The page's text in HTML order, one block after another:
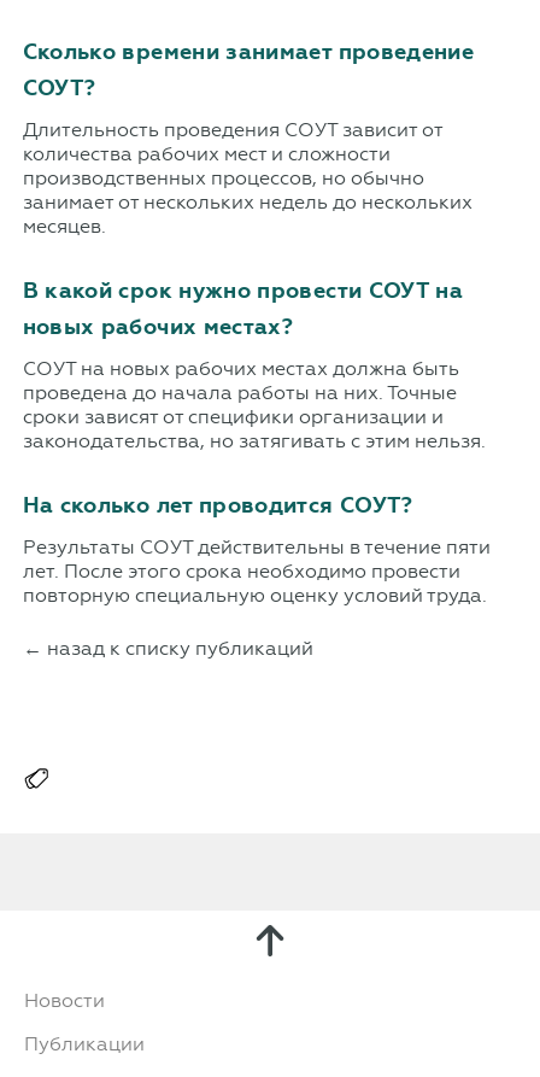
Сколько времени занимает проведение
СОУТ?
Длительность проведения СОУТ зависит от
количества рабочих мест и сложности
производственных процессов, но обычно
занимает от нескольких недель до нескольких
месяцев.
В какой срок нужно провести СОУТ на
новых рабочих местах?
СОУТ на новых рабочих местах должна быть
проведена до начала работы на них. Точные
сроки зависят от специфики организации и
законодательства, но затягивать с этим нельзя.
На сколько лет проводится СОУТ?
Результаты СОУТ действительны в течение пяти
лет. После этого срока необходимо провести
повторную специальную оценку условий труда.
← назад к списку публикаций
Новости
Публикации